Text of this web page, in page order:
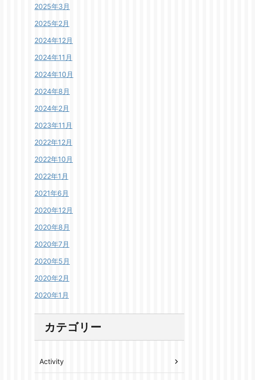
2025年3月
2025年2月
2024年12月
2024年11月
2024年10月
2024年8月
2024年2月
2023年11月
2022年12月
2022年10月
2022年1月
2021年6月
2020年12月
2020年8月
2020年7月
2020年5月
2020年2月
2020年1月
カテゴリー
Activity